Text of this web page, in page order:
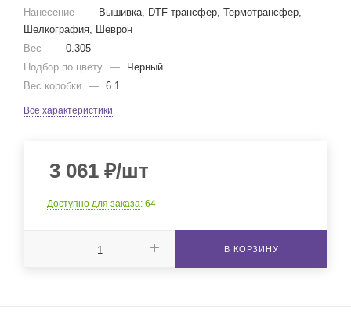
Нанесение —
Вышивка, DTF трансфер, Термотрансфер,
Шелкография, Шеврон
Вес
— 0.305
Подбор по цвету —
Черный
Вес коробки — 6.1
Все характеристики
3 061 ₽/шт
Доступно для заказа: 64
В КОРЗИНУ